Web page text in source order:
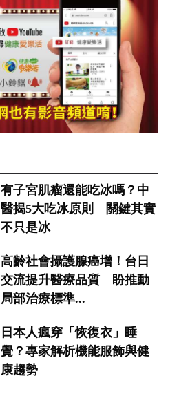
有子宮肌瘤還能吃冰嗎？中
醫揭5大吃冰原則 關鍵其實
不只是冰
高齡社會攝護腺癌增！台日
交流提升醫療品質 盼推動
局部治療標準...
日本人瘋穿「恢復衣」睡
覺？專家解析機能服飾與健
康趨勢